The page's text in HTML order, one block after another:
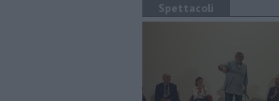
Spettacoli